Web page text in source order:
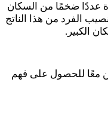
عددًا ضخمًا من السكان
نصيب الفرد من هذا الناتج
الكبير .
معًا للحصول على فهم